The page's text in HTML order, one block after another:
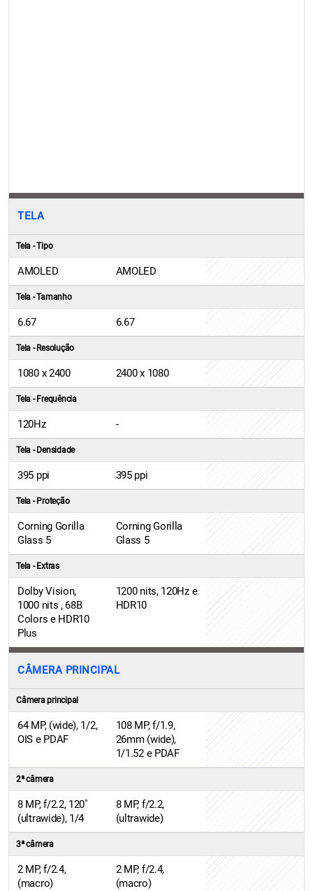
TELA
Tela - Tipo
AMOLED AMOLED
Tela - Tamanho
6.67 6.67
Tela - Resolução
1080 x 2400 2400 x 1080
Tela - Frequência
120Hz -
Tela - Densidade
395 ppi 395 ppi
Tela - Proteção
Corning Gorilla
Glass 5
Corning Gorilla
Glass 5
Tela - Extras
Dolby Vision,
1000 nits , 68B
Colors e HDR10
Plus
1200 nits, 120Hz e
HDR10
CÂMERA PRINCIPAL
Câmera principal
64 MP, (wide), 1/2,
OIS e PDAF
108 MP, f/1.9,
26mm (wide),
1/1.52 e PDAF
2ª câmera
8 MP, f/2.2, 120˚
(ultrawide), 1/4
8 MP, f/2.2,
(ultrawide)
3ª câmera
2 MP, f/2.4,
(macro)
2 MP, f/2.4,
(macro)